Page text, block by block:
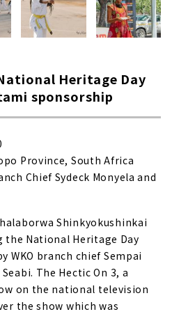
Heritage Day
sponsorship
Province, South Africa
Chief Sydeck Monyela and
Shinkyokushinkai
National Heritage Day
branch chief Sempai
The Hectic On 3, a
on the national television
the show which was